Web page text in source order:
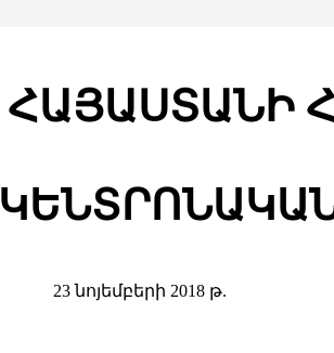
ՀԱՅԱՍՏԱՆԻ
23 նոյեմբերի 2018 թ.